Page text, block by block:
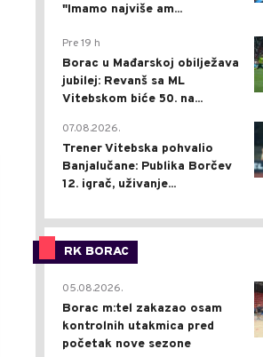
"Imamo najviše am...
Pre 19 h
Borac u Mađarskoj obilježava
jubilej: Revanš sa ML
Vitebskom biće 50. na...
07.08.2026.
Trener Vitebska pohvalio
Banjalučane: Publika Borčev
12. igrač, uživanje...
RK BORAC
05.08.2026.
Borac m:tel zakazao osam
kontrolnih utakmica pred
početak nove sezone